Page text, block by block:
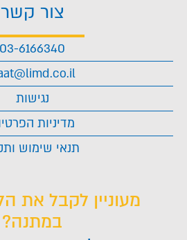
צור קשר
03-6166340
נגישות
מדיניות
תנאי שימוש
מעוניין לקבל את
במתנה?